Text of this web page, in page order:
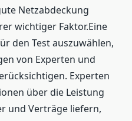
Netzabdeckung
wichtiger Faktor.Eine
den Test auszuwählen,
von Experten und
Experten
über die Leistung
und Verträge liefern,